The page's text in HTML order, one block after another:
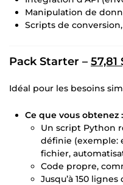
Manipulation de
Scripts de
Pack Starter – 57,81
Idéal pour les besoins
Ce que vous obtenez :
Un script Python
définie (exemple:
fichier,
Code propre,
Jusqu’à 150